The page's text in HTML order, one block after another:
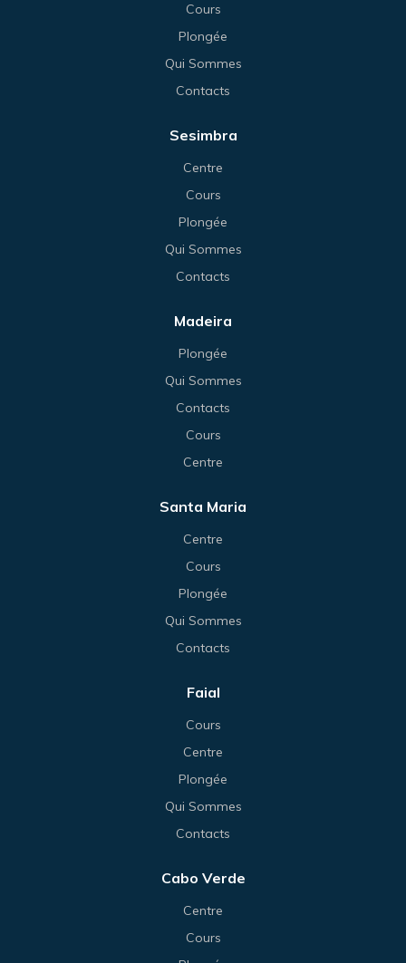
Cours
Plongée
Qui Sommes
Contacts
Sesimbra
Centre
Cours
Plongée
Qui Sommes
Contacts
Madeira
Plongée
Qui Sommes
Contacts
Cours
Centre
Santa Maria
Centre
Cours
Plongée
Qui Sommes
Contacts
Faial
Cours
Centre
Plongée
Qui Sommes
Contacts
Cabo Verde
Centre
Cours